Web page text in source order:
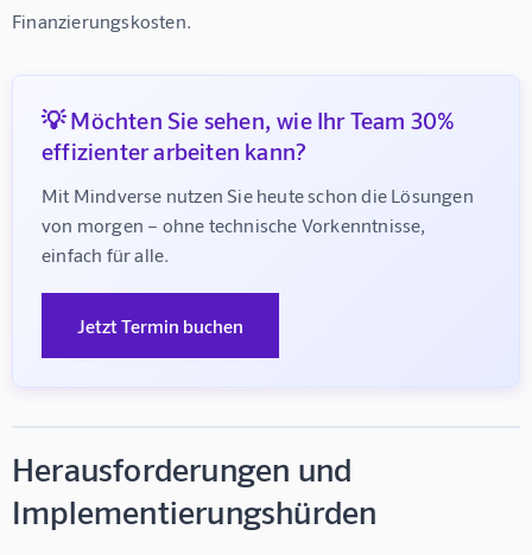
Finanzierungskosten.
💡 Möchten Sie sehen, wie Ihr Team 30%
effizienter arbeiten kann?
Mit Mindverse nutzen Sie heute schon die Lösungen
von morgen – ohne technische Vorkenntnisse,
einfach für alle.
Jetzt Termin buchen
Herausforderungen und
Implementierungshürden